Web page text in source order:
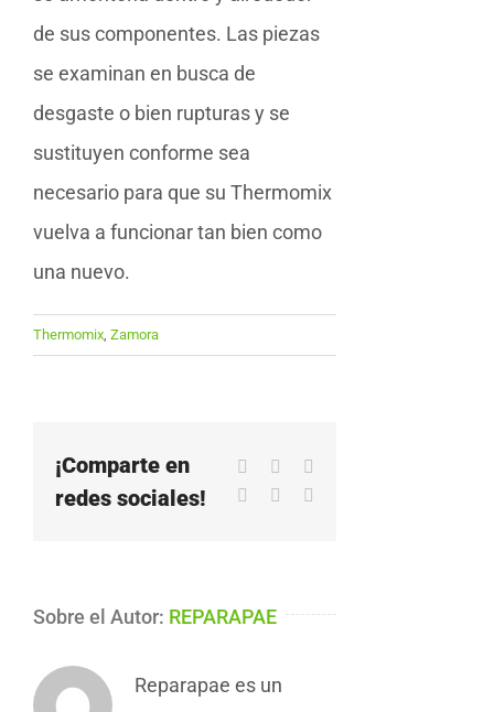
de sus componentes. Las piezas
se examinan en busca de
desgaste o bien rupturas y se
sustituyen conforme sea
necesario para que su Thermomix
vuelva a funcionar tan bien como
una nuevo.
Thermomix, Zamora
¡Comparte en
redes sociales!
Facebook
WhatsApp
Pinterest
Sobre el Autor: REPARAPAE
Reparapae es un